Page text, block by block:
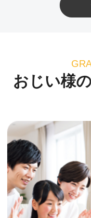
おじい様